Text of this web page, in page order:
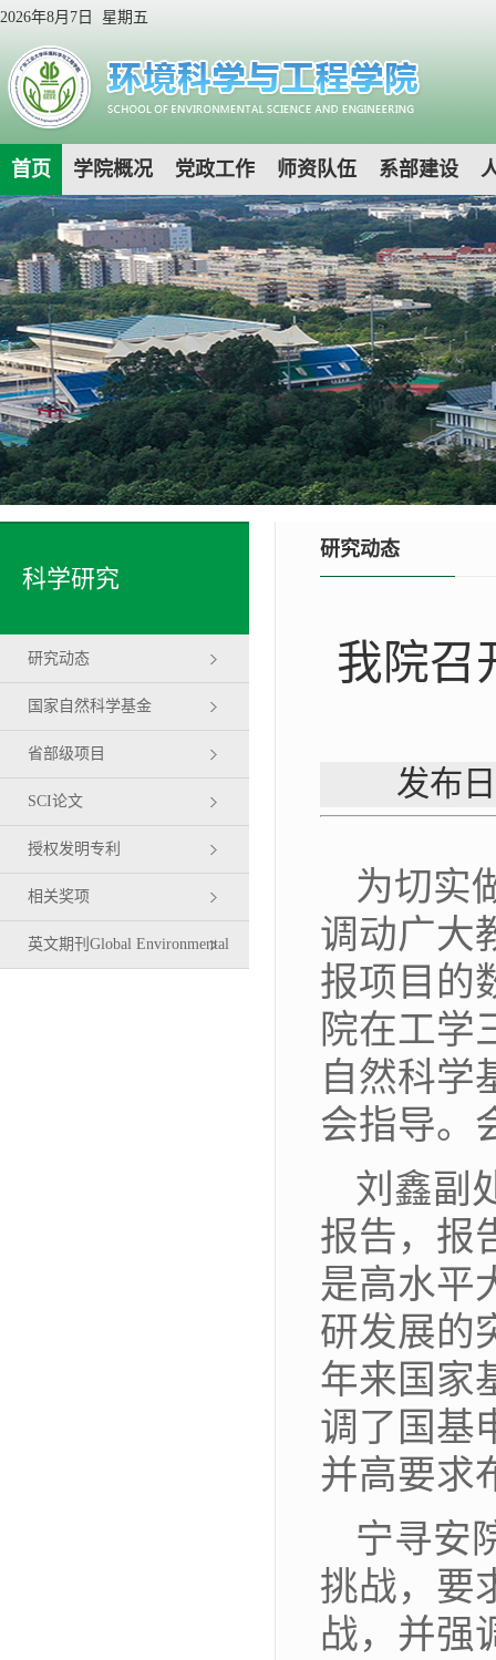
2026年8月7日 星期五
首页 学院概况 党政工作 师资队伍 系部建设
科学研究
研究动态
国家自然科学基金
省部级项目
SCI论文
授权发明专利
相关奖项
英文期刊Global Environmental
研究动态
我院召
发布
为切实
调动广大
报项目的
院在工学
自然科学
会指导。
刘鑫副
报告，报
是高水平
研发展的
年来国家
调了国基
并高要求
宁寻安
挑战，要
战，并强